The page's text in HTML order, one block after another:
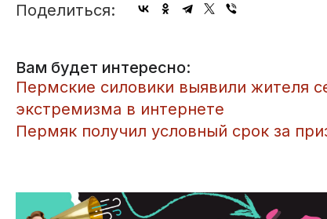
Поделиться:
Вам будет интересно:
Пермские силовики выявили жителя
экстремизма в интернете
Пермяк получил условный срок за